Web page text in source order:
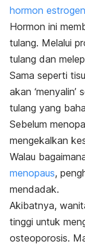
hormon estrogen
Hormon ini
tulang. Melalui
tulang dan
Sama seperti
akan
tulang yang
Sebelum
mengekalkan
Walau
menopaus,
mendadak.
Akibatnya,
tinggi untuk
osteoporosis.